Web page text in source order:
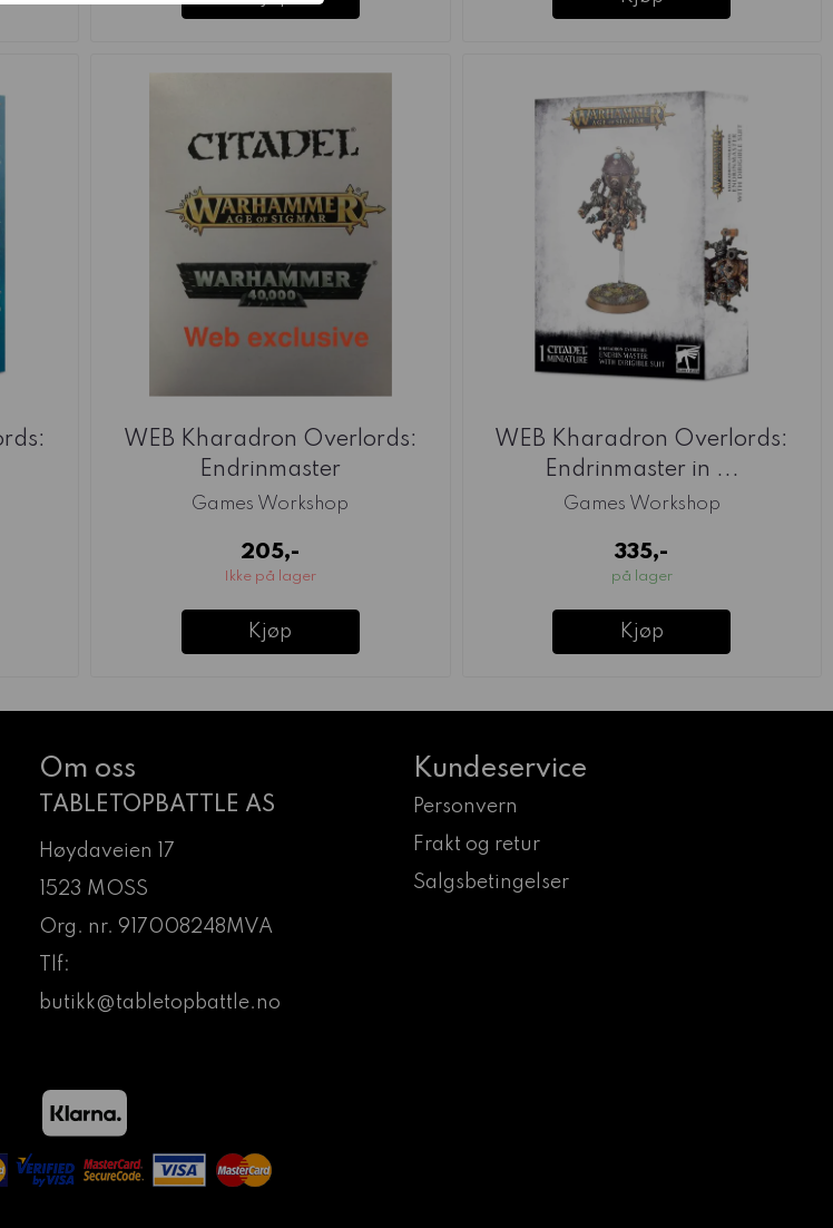
WEB Kharadron Overlords:
Endrinmaster
Games Workshop
205,-
Ikke på lager
Kjøp
WEB Kharadron Overlords:
Endrinmaster in ...
Games Workshop
335,-
på lager
Kjøp
Om oss
TABLETOPBATTLE AS
Høydaveien 17
1523 MOSS
Org. nr. 917008248MVA
Tlf:
butikk@tabletopbattle.no
Kundeservice
Personvern
Frakt og retur
Salgsbetingelser